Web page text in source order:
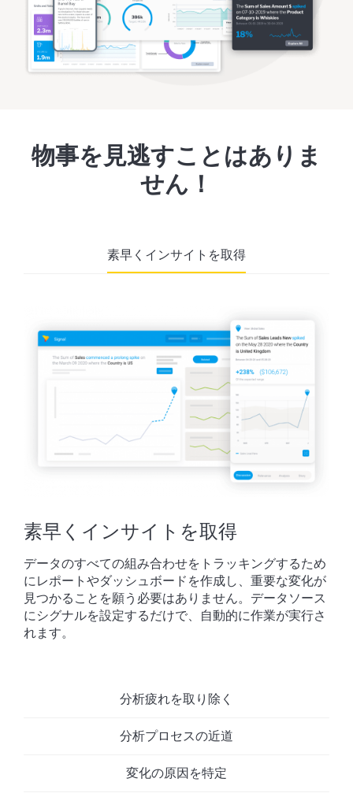
物事を見逃すことはありま
せん！
素早くインサイトを取得
素早くインサイトを取得
データのすべての組み合わせをトラッキングするため
にレポートやダッシュボードを作成し、重要な変化が
見つかることを願う必要はありません。データソース
にシグナルを設定するだけで、自動的に作業が実行さ
れます。
分析疲れを取り除く
分析プロセスの近道
変化の原因を特定